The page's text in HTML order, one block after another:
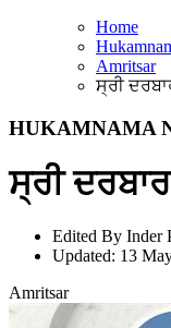
Home
Amritsar
ਸ੍ਰੀ
HUKAMNAMA
ਸ੍ਰੀ
Edited By Inder
Updated: 13
Amritsar